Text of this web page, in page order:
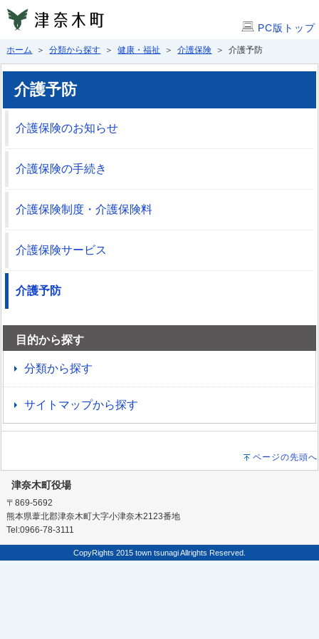
PC版トップ
ホーム ＞分類から探す ＞健康・福祉 ＞介護保険 ＞ 介護予防
介護予防
介護保険のお知らせ
介護保険の手続き
介護保険制度・介護保険料
介護保険サービス
介護予防
目的から探す
分類から探す
サイトマップから探す
ページの先頭へ
津奈木町役場
〒869-5692
熊本県葦北郡津奈木町大字小津奈木2123番地
Tel:0966-78-3111
CopyRights 2015 town tsunagi Allrights Reserved.